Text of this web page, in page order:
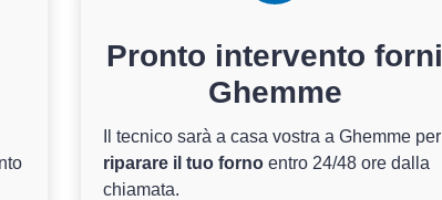
Pronto intervento forni
Ghemme
Il tecnico sarà a casa vostra a Ghemme per
riparare il tuo forno entro 24/48 ore dalla
chiamata.